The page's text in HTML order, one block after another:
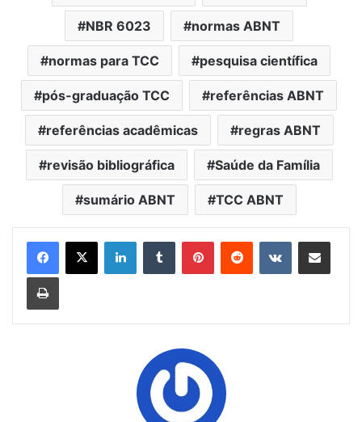
NBR 6023 normas ABNT
normas para TCC pesquisa científica
pós-graduação TCC referências ABNT
referências acadêmicas regras ABNT
revisão bibliográfica Saúde da Família
sumário ABNT TCC ABNT
LinkedinTumblr PinterestReddit VK Compartilhar via e-mail
Imprimir